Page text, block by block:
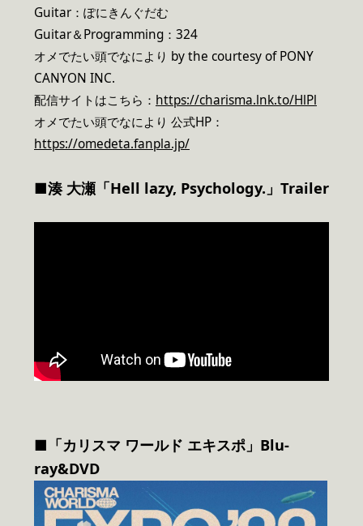
Guitar：ぽにきんぐだむ
Guitar＆Programming：324
オメでたい頭でなにより by the courtesy of PONY
CANYON INC.
配信サイトはこちら： https://charisma.lnk.to/HlPl
オメでたい頭でなにより 公式HP：
https://omedeta.fanpla.jp/
■湊 大瀬「Hell lazy, Psychology.」Trailer
■「カリスマ ワールド エキスポ」Blu-
ray&DVD